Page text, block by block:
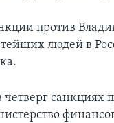
против
людей в
санкциях